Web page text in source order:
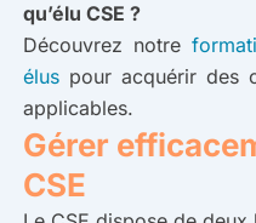
qu’élu CSE ?
Découvrez notre
éluspour acquérir des
applicables.
Gérer
CSE